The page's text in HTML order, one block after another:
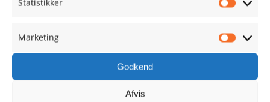
Statistikker
Marketing
Godkend
Afvis
Skansen lyser op – Internationalt Tattoo Show 2:2